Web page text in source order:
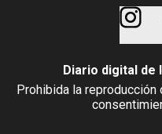
Diario digital de
Prohibida la